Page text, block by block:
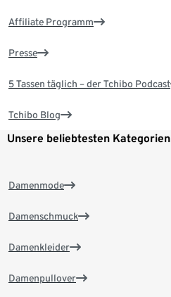
Affiliate Programm
Presse
5 Tassen täglich – der Tchibo Podcast
Tchibo Blog
Unsere beliebtesten Kategorien
Damenmode
Damenschmuck
Damenkleider
Damenpullover